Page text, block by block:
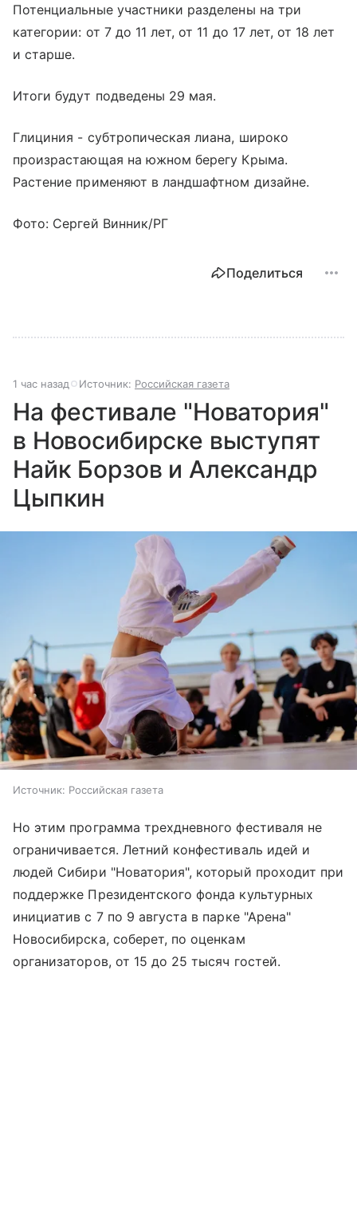
Потенциальные участники разделены на три
категории: от 7 до 11 лет, от 11 до 17 лет, от 18 лет
и старше.
Итоги будут подведены 29 мая.
Глициния - субтропическая лиана, широко
произрастающая на южном берегу Крыма.
Растение применяют в ландшафтном дизайне.
Фото: Сергей Винник/РГ
Поделиться
1 час назад Источник: Российская газета
На фестивале "Новатория"
в Новосибирске выступят
Найк Борзов и Александр
Цыпкин
Источник: Российская газета
Но этим программа трехдневного фестиваля не
ограничивается. Летний конфестиваль идей и
людей Сибири "Новатория", который проходит при
поддержке Президентского фонда культурных
инициатив с 7 по 9 августа в парке "Арена"
Новосибирска, соберет, по оценкам
организаторов, от 15 до 25 тысяч гостей.